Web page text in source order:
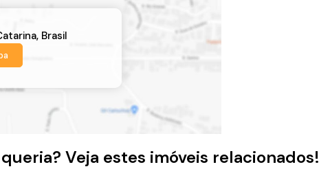
, Brasil
Veja estes imóveis relacionados!